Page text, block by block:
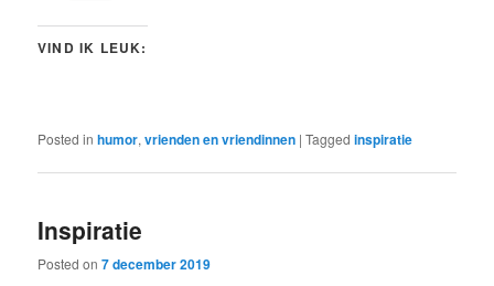
VIND IK LEUK:
Posted in humor,vrienden en vriendinnen |Tagged inspiratie
Inspiratie
Posted on7 december 2019